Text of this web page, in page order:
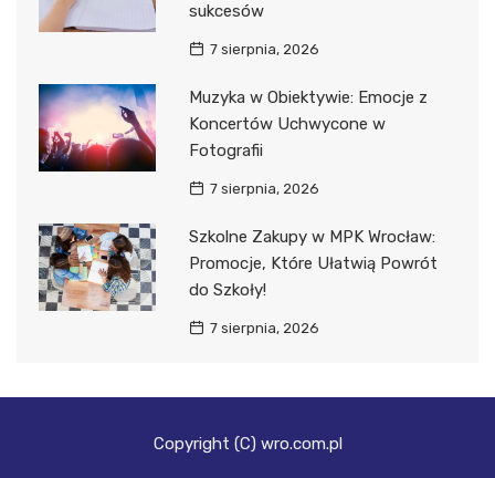
sukcesów
7 sierpnia, 2026
Muzyka w Obiektywie: Emocje z
Koncertów Uchwycone w
Fotografii
7 sierpnia, 2026
Szkolne Zakupy w MPK Wrocław:
Promocje, Które Ułatwią Powrót
do Szkoły!
7 sierpnia, 2026
Copyright (C) wro.com.pl